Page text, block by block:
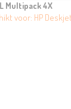
Multipack 4X
voor: HP Deskjet